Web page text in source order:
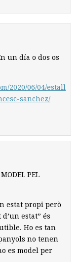
un día o dos os
2020/06/04/estall
sanchez/
MODEL PEL
estat propi però
estat” és
Ho es tan
no tenen
es model per